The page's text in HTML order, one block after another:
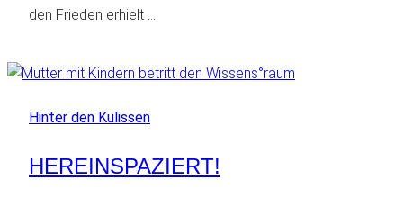
den Frieden erhielt …
Hinter den Kulissen
HEREINSPAZIERT!